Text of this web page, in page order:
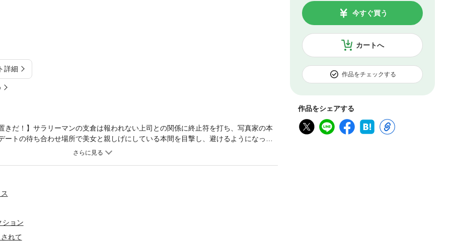
詳細
カートへ
今すぐ買う
作品をチェックする
作品をシェアする
きだ！】サラリーマンの支倉は報われない上司との関係に終止符を打ち、写真家の本
ートの待ち合わせ場所で美女と親しげにしている本間を目撃し、避けるようになって
が頻繁に飲みに誘ってくる。佐山は支倉がゲイであることを知っていて……。【Daria
ション
れて